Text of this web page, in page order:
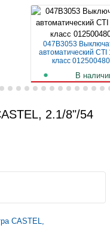
047B3053
автоматический CTI
класс
В
1 129 руб.
2.1/8"/54